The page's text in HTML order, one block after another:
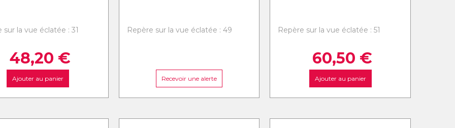
sur la vue éclatée : 31
48,20 €
Ajouter au panier
Repère sur la vue éclatée : 49
Recevoir une alerte
Repère sur la vue éclatée : 51
60,50 €
Ajouter au panier